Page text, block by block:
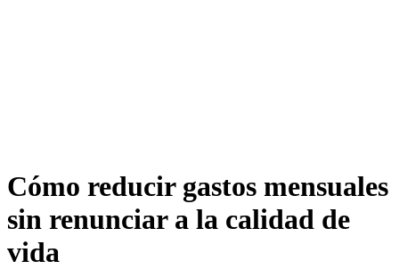
Cómo reducir gastos mensuales
sin renunciar a la calidad de
vida